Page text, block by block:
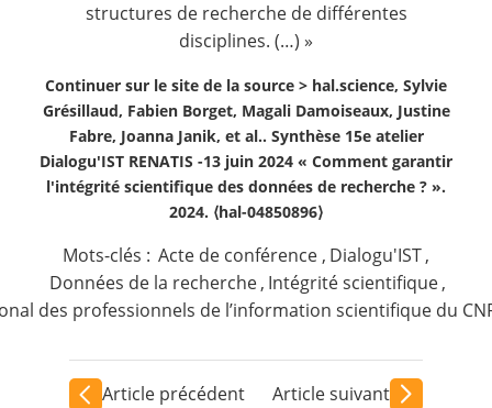
structures de recherche de différentes
disciplines. (…) »
Continuer sur le site de la source > hal.science, Sylvie
Grésillaud, Fabien Borget, Magali Damoiseaux, Justine
Fabre, Joanna Janik, et al.. Synthèse 15e atelier
Dialogu'IST RENATIS -13 juin 2024 « Comment garantir
l'intégrité scientifique des données de recherche ? ».
2024. ⟨hal-04850896⟩
Mots-clés : Acte de conférence , Dialogu'IST,
Données de la recherche, Intégrité scientifique,
des professionnels de l’information scientifique du
Article précédent Article suivant